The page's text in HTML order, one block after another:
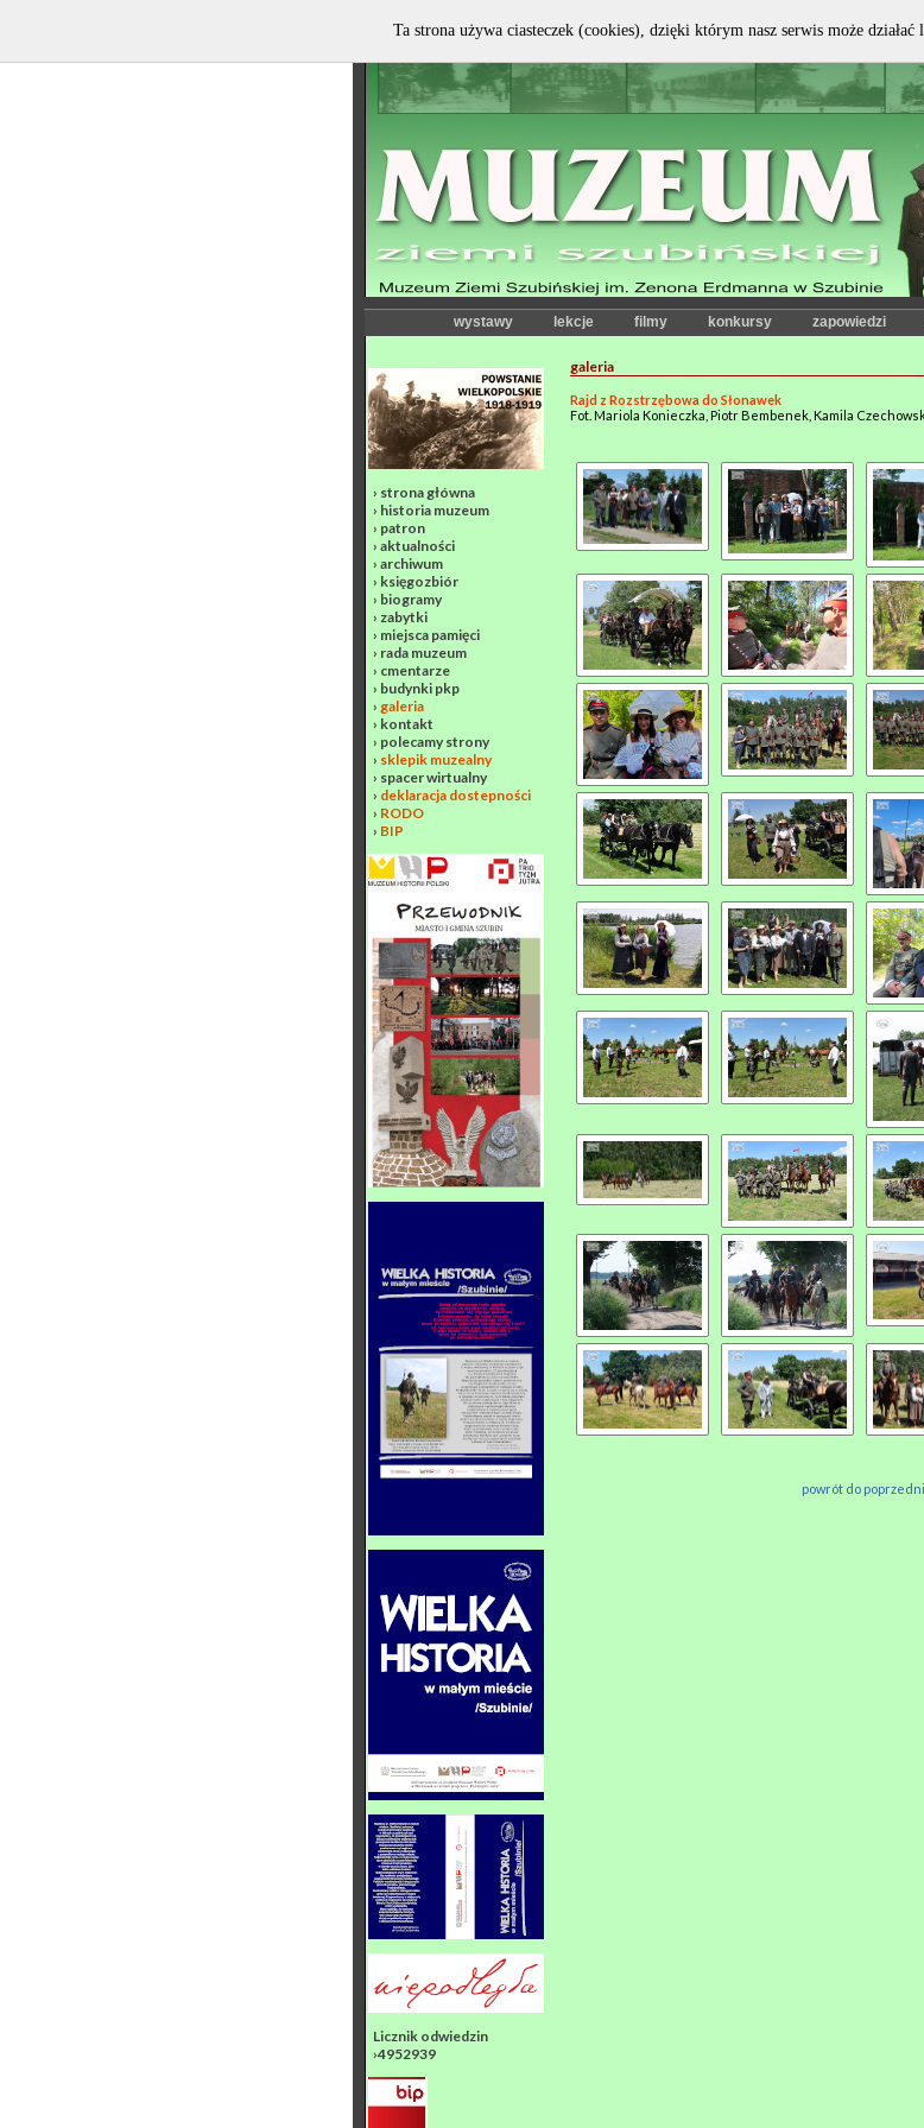
kontrast: czcionka:
wystawy lekcje filmy konkursy zapowiedzi
› strona główna
› historia muzeum
› patron
› aktualności
› archiwum
› księgozbiór
› biogramy
› zabytki
› miejsca pamięci
› rada muzeum
› cmentarze
› budynki pkp
› galeria
› kontakt
› polecamy strony
› sklepik muzealny
› spacer wirtualny
› deklaracja dostepności
› RODO
› BIP
Licznik odwiedzin
›4952939
galeria
Rajd z Rozstrzębowa do Słonawek
Fot. Mariola Konieczka, Piotr Bembenek, Kamila
powrót do
Ta strona używa ciasteczek (cookies), dzięki którym nasz serwis może działać